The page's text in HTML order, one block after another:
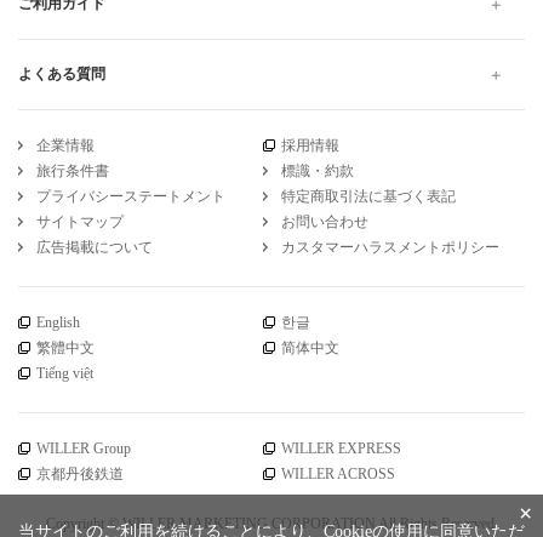
ご利用ガイド
よくある質問
企業情報
採用情報
旅行条件書
標識・約款
プライバシーステートメント
特定商取引法に基づく表記
サイトマップ
お問い合わせ
広告掲載について
カスタマーハラスメントポリシー
English
한글
繁體中文
简体中文
Tiếng việt
WILLER Group
WILLER EXPRESS
京都丹後鉄道
WILLER ACROSS
Copyright © WILLER MARKETING CORPORATION All Rights Reserved. ×
当サイトのご利用を続けることにより、Cookieの使用に同意いただ